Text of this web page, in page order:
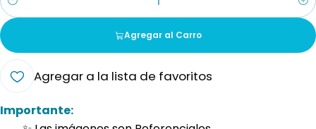
Cantidad
Agregar al Carro
Agregar a la lista de favoritos
Importante: